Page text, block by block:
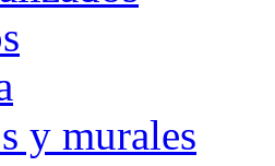
y murales